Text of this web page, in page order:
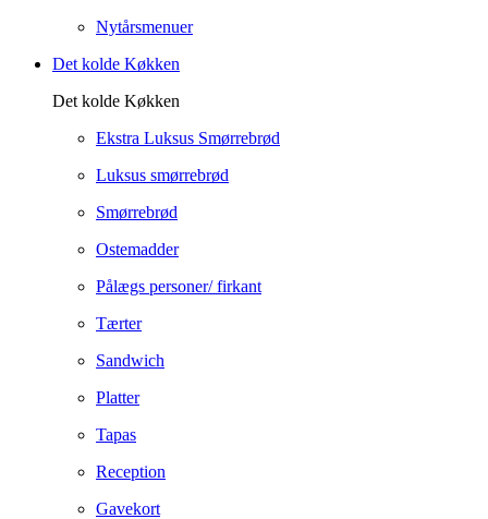
Nytårsmenuer
Det kolde Køkken
Det kolde Køkken
Ekstra Luksus Smørrebrød
Luksus smørrebrød
Smørrebrød
Ostemadder
Pålægs personer/ firkant
Tærter
Sandwich
Platter
Tapas
Reception
Gavekort